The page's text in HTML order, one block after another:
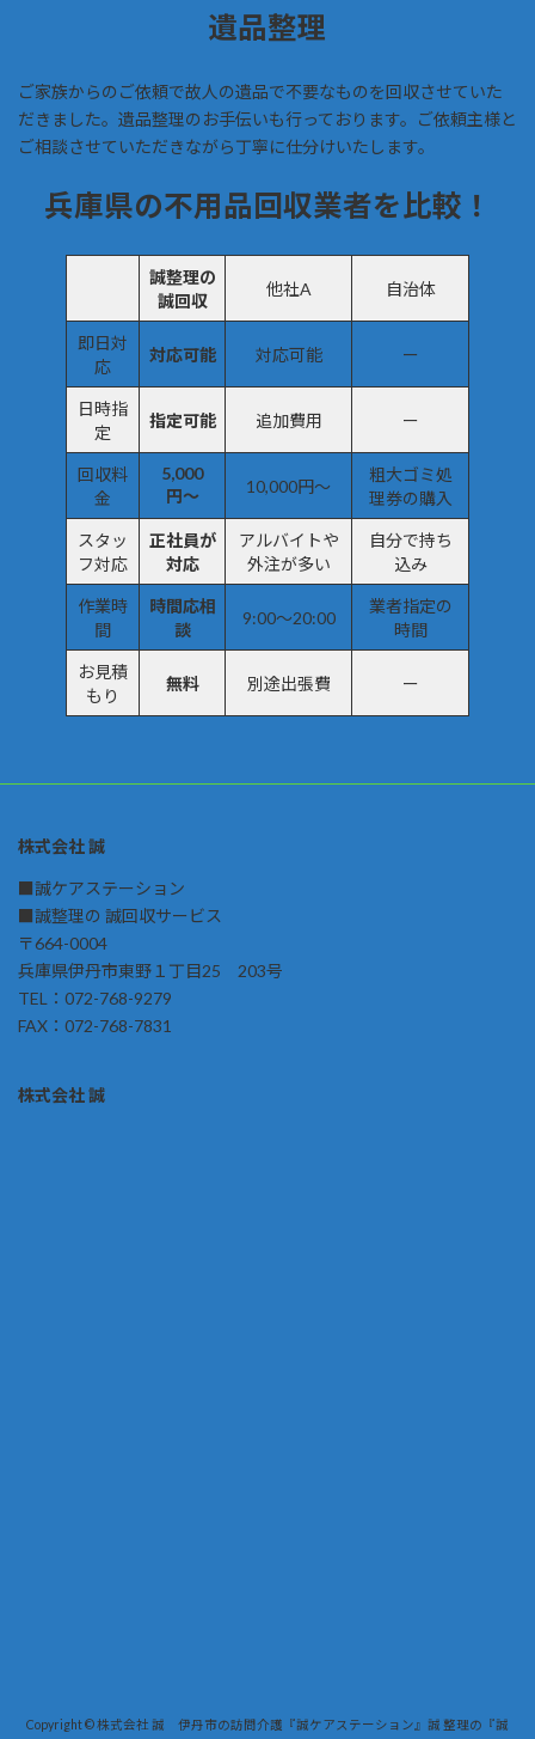
遺品整理
ご家族からのご依頼で故人の遺品で不要なものを回収させていた
だきました。遺品整理のお手伝いも行っております。ご依頼主様と
ご相談させていただきながら丁寧に仕分けいたします。
兵庫県の不用品回収業者を比較！
誠整理の
誠回収
他社A 自治体
即日対
応
対応可能 対応可能 ー
日時指
定
指定可能 追加費用 ー
回収料
金
5,000
円〜
10,000円〜
粗大ゴミ処
理券の購入
スタッ
フ対応
正社員が
対応
アルバイトや
外注が多い
自分で持ち
込み
作業時
間
時間応相
談
9:00〜20:00
業者指定の
時間
お見積
もり
無料 別途出張費 ー
株式会社 誠
■誠ケアステーション
■誠整理の 誠回収サービス
〒664-0004
兵庫県伊丹市東野１丁目25 203号
TEL：072-768-9279
FAX：072-768-7831
株式会社 誠
Copyright © 株式会社 誠 伊丹市の訪問介護『誠ケアステーション』誠 整理の『誠